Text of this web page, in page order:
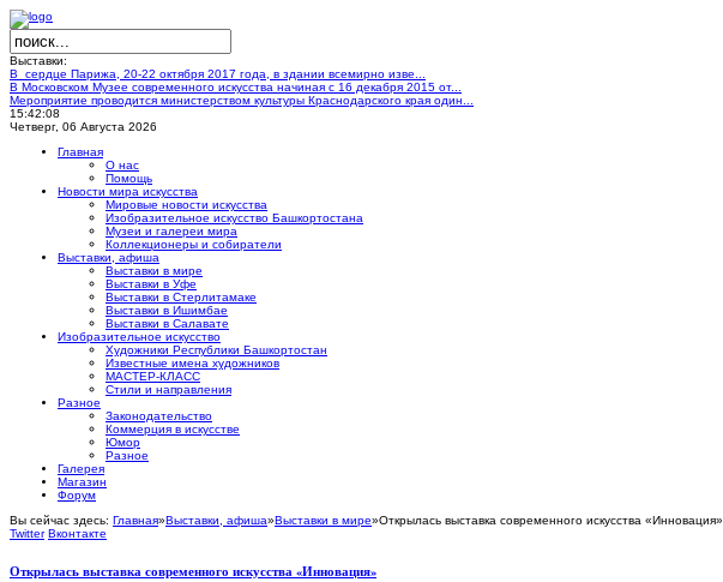
Выставки:
В сердце Парижа, 20-22 октября 2017 года, в здании всемирно изве...
В Московском Музее современного искусства начиная с 16 декабря 2015 от...
Мероприятие проводится министерством культуры Краснодарского края один...
15:42:09
Четверг, 06 Августа 2026
Главная
О нас
Помощь
Новости мира искусства
Мировые новости искусства
Изобразительное искусство Башкортостана
Музеи и галереи мира
Коллекционеры и собиратели
Выставки, афиша
Выставки в мире
Выставки в Уфе
Выставки в Стерлитамаке
Выставки в Ишимбае
Выставки в Салавате
Изобразительное искусство
Художники Республики Башкортостан
Известные имена художников
МАСТЕР-КЛАСС
Стили и направления
Разное
Законодательство
Коммерция в искусстве
Юмор
Разное
Галерея
Магазин
Форум
Вы сейчас здесь: Главная»Выставки, афиша»Выставки в мире»Открылась выставка современного искусства «Инновация»
Twitter Вконтакте
Открылась выставка современного искусства «Инновация»